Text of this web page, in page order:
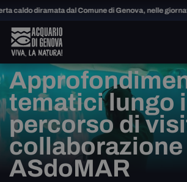
caldo diramata dal Comune di Genova, nelle
tematici lungo il
percorso di
collaborazione
ASdoMAR